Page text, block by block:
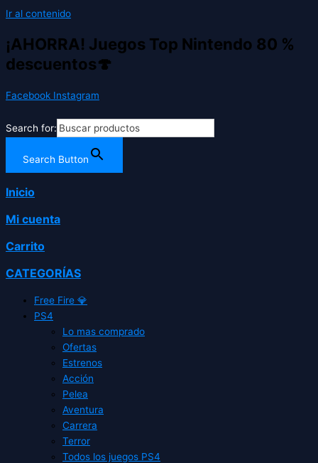
Ir al contenido
¡AHORRA! Juegos Top Nintendo 80 %
descuentos🍄
Facebook Instagram
Search for:
Search Button
Inicio
Mi cuenta
Carrito
CATEGORÍAS
Free Fire 💎
PS4
Lo mas comprado
Ofertas
Estrenos
Acción
Pelea
Aventura
Carrera
Terror
Todos los juegos PS4